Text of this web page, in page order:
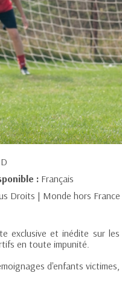
: Français
Droits | Monde hors France
exclusive et inédite sur
en toute impunité.
d'enfants